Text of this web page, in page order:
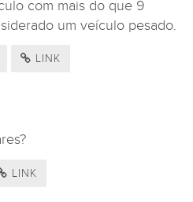
com mais do que 9
um veículo pesado.
LINK
LINK